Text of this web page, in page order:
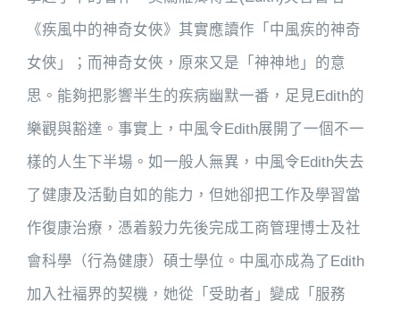
《疾風中的神奇女俠》其實應讀作「中風疾的神奇
女俠」；而神奇女俠，原來又是「神神地」的意
思。能夠把影響半生的疾病幽默一番，足見Edith的
樂觀與豁達。事實上，中風令Edith展開了一個不一
樣的人生下半場。如一般人無異，中風令Edith失去
了健康及活動自如的能力，但她卻把工作及學習當
作復康治療，憑着毅力先後完成工商管理博士及社
會科學（行為健康）碩士學位。中風亦成為了Edith
加入社褔界的契機，她從「受助者」變成「服務